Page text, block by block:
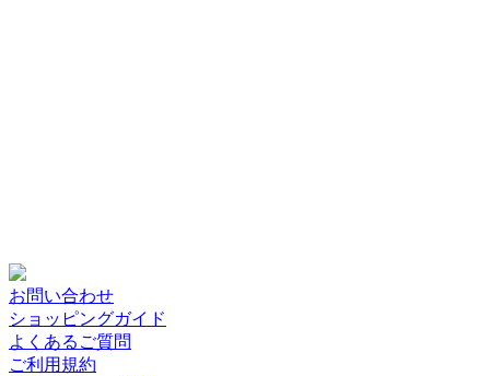
お問い合わせ
ショッピングガイド
よくあるご質問
ご利用規約